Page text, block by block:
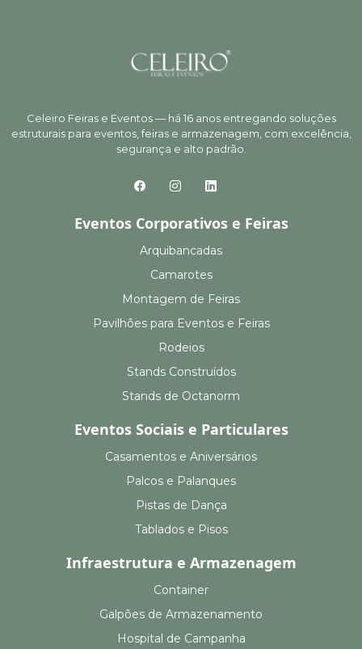
Celeiro Feiras e Eventos — há 16 anos entregando soluções
estruturais para eventos, feiras e armazenagem, com excelência,
segurança e alto padrão.
Eventos Corporativos e Feiras
Arquibancadas
Camarotes
Montagem de Feiras
Pavilhões para Eventos e Feiras
Rodeios
Stands Construídos
Stands de Octanorm
Eventos Sociais e Particulares
Casamentos e Aniversários
Palcos e Palanques
Pistas de Dança
Tablados e Pisos
Infraestrutura e Armazenagem
Container
Galpões de Armazenamento
Hospital de Campanha